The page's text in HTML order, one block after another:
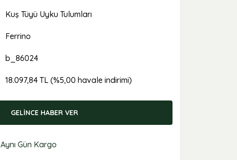
Kuş Tüyü Uyku Tulumları
Ferrino
b_86024
18.097,84 TL (%5,00 havale indirimi)
GELİNCE HABER VER
Aynı Gün Kargo